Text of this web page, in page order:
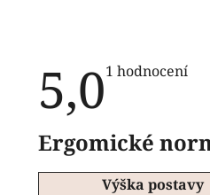
5,0Průměrné
z
5
hvězdiček.
1 hodnocení
Ergomické
Výška postavy